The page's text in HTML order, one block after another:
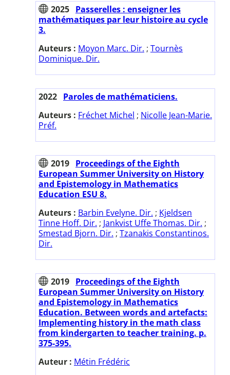
2025 Passerelles : enseigner les
mathématiques par leur histoire au cycle
3.
Auteurs : Moyon Marc. Dir. ; Tournès
Dominique. Dir.
2022 Paroles de mathématiciens.
Auteurs : Fréchet Michel ; Nicolle Jean-Marie.
Préf.
2019 Proceedings of the Eighth
European Summer University on History
and Epistemology in Mathematics
Education ESU 8.
Auteurs : Barbin Evelyne. Dir. ; Kjeldsen
Tinne Hoff. Dir. ; Jankvist Uffe Thomas. Dir. ;
Smestad Bjorn. Dir. ; Tzanakis Constantinos.
Dir.
2019 Proceedings of the Eighth
European Summer University on History
and Epistemology in Mathematics
Education. Between words and artefacts:
Implementing history in the math class
from kindergarten to teacher training. p.
375-395.
Auteur : Métin Frédéric